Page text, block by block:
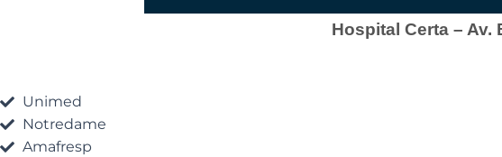
Hospital Certa – Av.
Unimed
Notredame
Amafresp